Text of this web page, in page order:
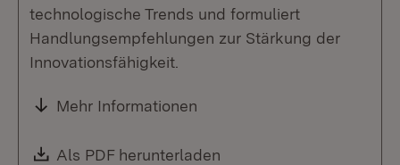
technologische Trends und formuliert
Handlungsempfehlungen zur Stärkung der
Innovationsfähigkeit.
Mehr Informationen
Download:
Als PDF herunterladen